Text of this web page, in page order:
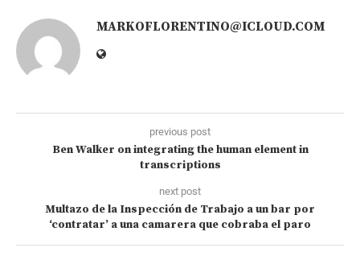
MARKOFLORENTINO@ICLOUD.COM
previous post
Ben Walker on integrating the human element in
transcriptions
next post
Multazo de la Inspección de Trabajo a un bar por
‘contratar’ a una camarera que cobraba el paro